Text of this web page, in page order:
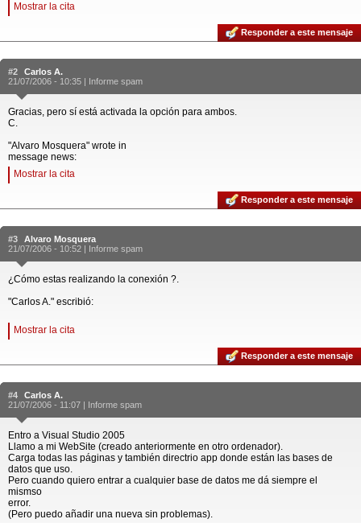
Mostrar la cita
Responder a este mensaje
#2
Carlos A.
21/07/2006 - 10:35 | Informe spam
Gracias, pero sí está activada la opción para ambos.
C.
"Alvaro Mosquera" wrote in
message news:
Mostrar la cita
Responder a este mensaje
#3
Alvaro Mosquera
21/07/2006 - 10:52 | Informe spam
¿Cómo estas realizando la conexión ?.
"Carlos A." escribió:
Mostrar la cita
Responder a este mensaje
#4
Carlos A.
21/07/2006 - 11:07 | Informe spam
Entro a Visual Studio 2005
Llamo a mi WebSite (creado anteriormente en otro ordenador).
Carga todas las páginas y también directrio app donde están las bases de
datos que uso.
Pero cuando quiero entrar a cualquier base de datos me dá siempre el
mismso
error.
(Pero puedo añadir una nueva sin problemas).